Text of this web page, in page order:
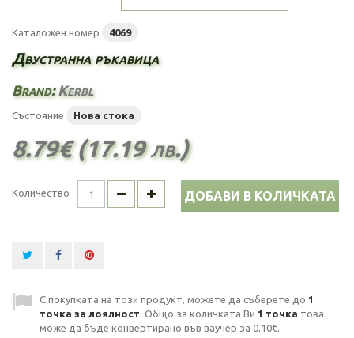
Каталожен номер 4069
Двустранна ръкавица
Brand:Kerbl
Състояние Нова стока
8.79€ (17.19 лв.)
Количество ДОБАВИ В КОЛИЧКАТА
С покупката на този продукт, можете да съберете до 1
точка за лоялност. Общо за количката Ви 1 точка това
може да бъде конвертирано във ваучер за 0.10€.